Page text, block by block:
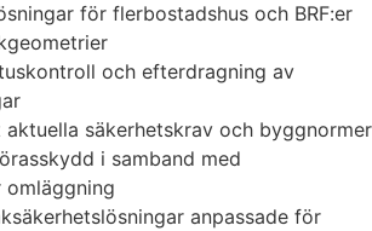
för flerbostadshus och BRF:er
och efterdragning av
säkerhetskrav och byggnormer
i samband med
anpassade för